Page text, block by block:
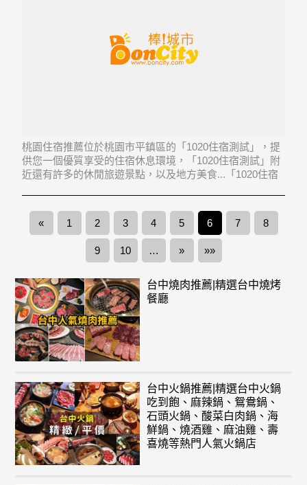
桃園住宿推薦位於桃園市平鎮區的「1020住宿測試」，提
供您一個優質享受的住宿休息環境，「1020住宿測試」附
近還有許多的休閒旅遊景點，以及地方美食...「1020住宿
« 1 2 3 4 5 6 7 8
9 10 … » »»
台中燒肉推薦|精選台中燒烤
餐廳
台中火鍋推薦|精選台中火鍋
吃到飽、麻辣鍋、鴛鴦鍋、
石頭火鍋、酸菜白肉鍋、海
鮮鍋、燒酒雞、麻油雞、壽
喜燒等熱門人氣火鍋店